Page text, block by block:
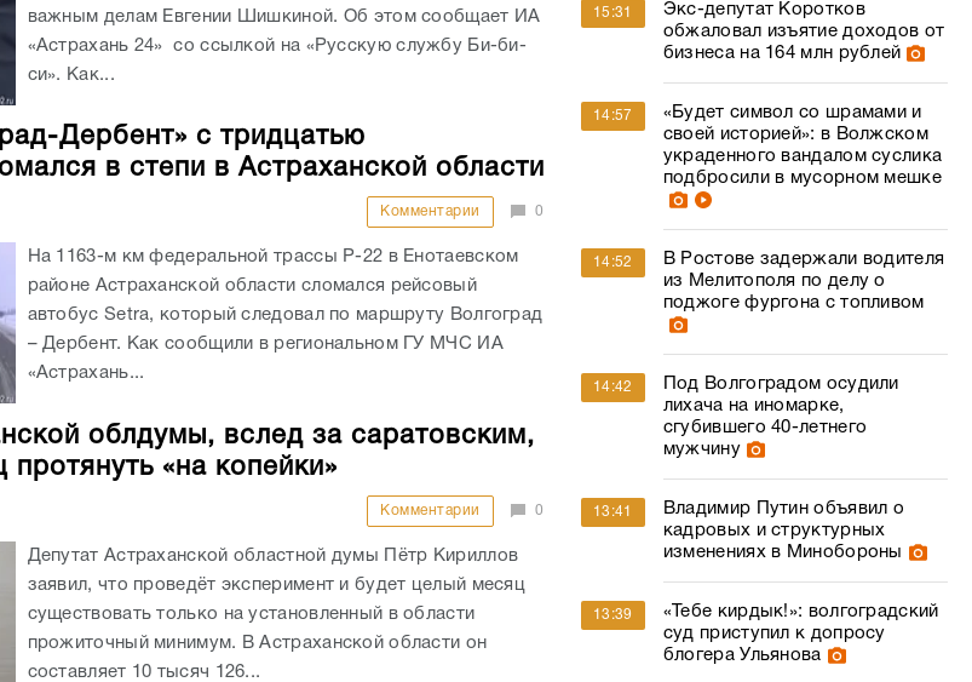
важным делам Евгении Шишкиной. Об этом сообщает ИА
«Астрахань 24» со ссылкой на «Русскую службу Би-би-
си». Как...
Дербент» с тридцатью
в степи в Астраханской области
Комментарии 0
На 1163-м км федеральной трассы Р-22 в Енотаевском
районе Астраханской области сломался рейсовый
автобус Setra, который следовал по маршруту Волгоград
– Дербент. Как сообщили в региональном ГУ МЧС ИА
«Астрахань...
облдумы, вслед за саратовским,
«на копейки»
Комментарии 0
Депутат Астраханской областной думы Пётр Кириллов
заявил, что проведёт эксперимент и будет целый месяц
существовать только на установленный в области
прожиточный минимум. В Астраханской области он
составляет 10 тысяч 126...
15:31
Экс-депутат Коротков
обжаловал изъятие доходов от
бизнеса на 164 млн рублей
14:57
«Будет символ со шрамами и
своей историей»: в Волжском
украденного вандалом суслика
подбросили в мусорном мешке
14:52
В Ростове задержали водителя
из Мелитополя по делу о
поджоге фургона с топливом
14:42
Под Волгоградом осудили
лихача на иномарке,
сгубившего 40-летнего
мужчину
13:41
Владимир Путин объявил о
кадровых и структурных
изменениях в Минобороны
13:39
«Тебе кирдык!»: волгоградский
суд приступил к допросу
блогера Ульянова